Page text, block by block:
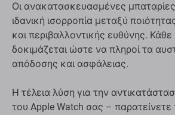
Οι ανακατασκευασμένες
ιδανική ισορροπία μεταξύ
και περιβαλλοντικής ευθύνης.
δοκιμάζεται ώστε να πληροί τα
απόδοσης και ασφάλειας.
Η τέλεια λύση για την
του Apple Watch σας – παρατείνετε